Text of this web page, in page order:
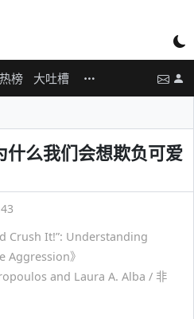
热榜 大吐槽
什么我们会想欺负可爱
Crush It!”: Understanding
Aggression》
and Laura A. Alba / 非